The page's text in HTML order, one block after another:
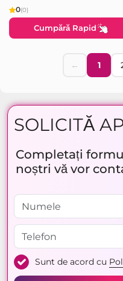
0(0)
Cumpără Rapid
← 1
SOLICITĂ
Completați
noștri vă vor
Sunt de acord cu